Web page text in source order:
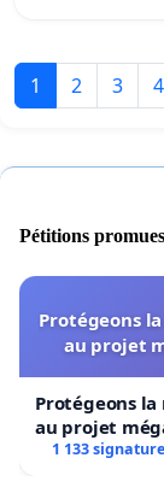
1 2 3 4
Pétitions
Protégeons
au projet
Protégeons
au projet
1 133